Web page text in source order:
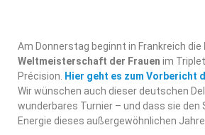
Am Donnerstag beginnt in Frankreich die
Weltmeisterschaft der Frauen im
Précision.
Hier geht es zum Vorbericht
Wir wünschen auch dieser deutschen
wunderbares Turnier – und dass sie den
Energie dieses außergewöhnlichen